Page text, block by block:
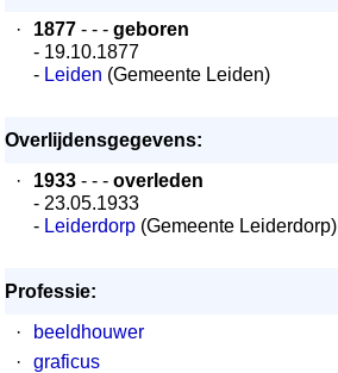
·
1877 - - - geboren
- 19.10.1877
- Leiden (Gemeente Leiden)
Overlijdensgegevens:
·
1933 - - - overleden
- 23.05.1933
- Leiderdorp (Gemeente Leiderdorp)
Professie:
·
beeldhouwer
·
graficus